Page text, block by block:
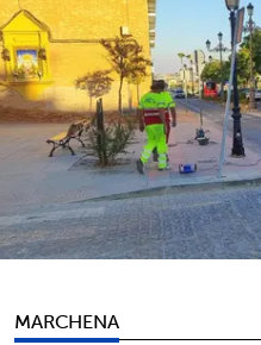
MARCHENA